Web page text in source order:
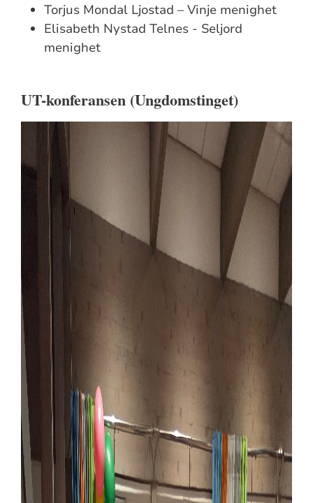
Torjus Mondal Ljostad – Vinje menighet
Elisabeth Nystad Telnes - Seljord
menighet
UT-konferansen (Ungdomstinget)